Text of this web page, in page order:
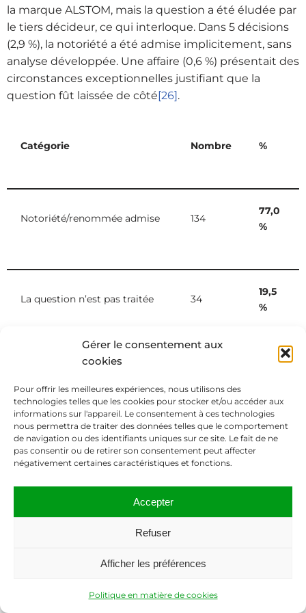
Gérer le consentement aux
cookies
Pour offrir les meilleures expériences, nous utilisons des
technologies telles que les cookies pour stocker et/ou accéder aux
informations sur l'appareil. Le consentement à ces technologies
nous permettra de traiter des données telles que le comportement
de navigation ou des identifiants uniques sur ce site. Le fait de ne
pas consentir ou de retirer son consentement peut affecter
négativement certaines caractéristiques et fonctions.
Accepter
Refuser
Afficher les préférences
Politique en matière de cookies
la marque ALSTOM, mais la question a été éludée par
le tiers décideur, ce qui interloque. Dans 5 décisions
(2,9 %), la notoriété a été admise implicitement, sans
analyse développée. Une affaire (0,6 %) présentait des
circonstances exceptionnelles justifiant que la
question fût laissée de côté [26] .
Catégorie Nombre %
Notoriété/renommée admise 134
77,0
%
La question n’est pas traitée 34
19,5
%
implicitement
Circonstances spéciales 1
100,0
L’analyse statistique des décisions UDRP rendues